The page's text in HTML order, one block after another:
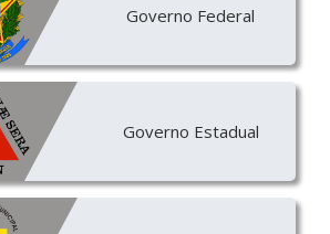
Governo Federal
Governo Estadual